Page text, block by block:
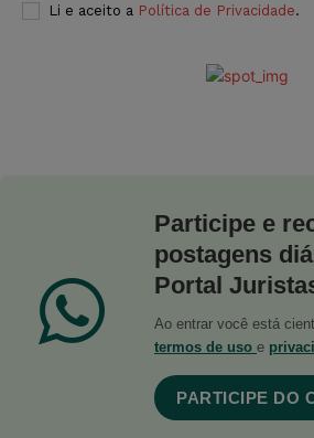
Li e aceito a Política de Privacidade.
Participe e
postagens
Portal
Ao entrar você está
termos de uso e
PARTICIPE DO